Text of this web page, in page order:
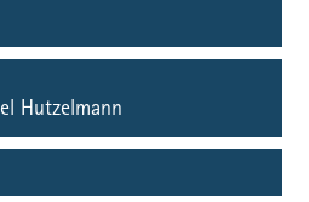
Hutzelmann